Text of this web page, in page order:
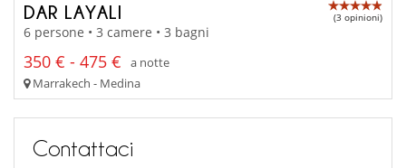
DAR LAYALI (3 opinioni)
6 persone • 3 camere • 3 bagni
350 € - 475 €
a notte
Marrakech - Medina
Contattaci